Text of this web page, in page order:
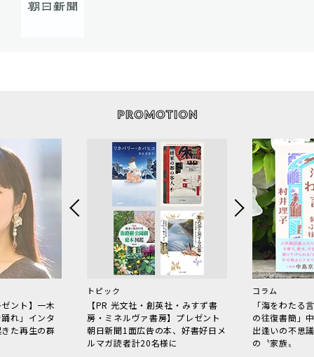
ント】一木
れ」インタ
た再生の群
トピック
【PR 光文社・創英社・みすず書
房・ミネルヴァ書房】プレゼント
朝日新聞1面広告の本、好書好日メ
ルマガ読者計20名様に
コラム
「海をわた
の往復書簡」
出逢いの不思
の〝家族〟